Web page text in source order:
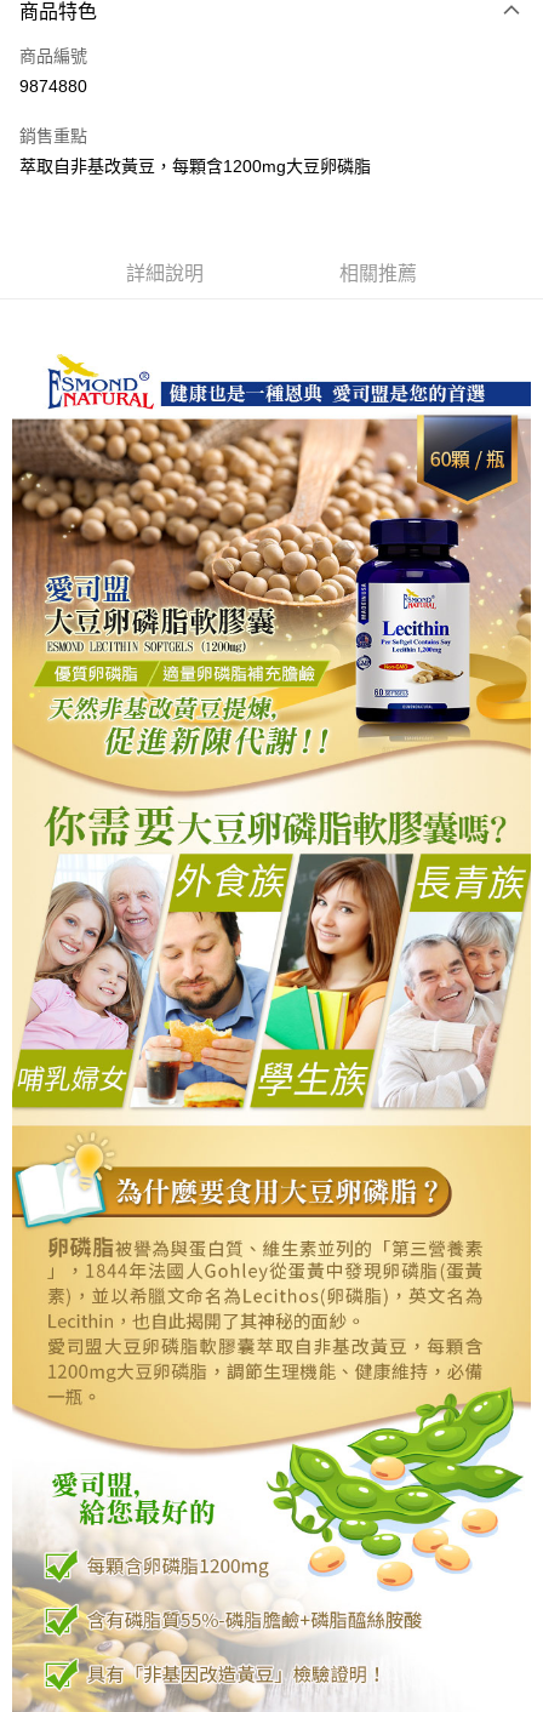
信用卡一次付款
超商取貨付款
運送方式
7-11取貨付款
每筆NT$60，滿NT$1,000(含以上)免運費
付款後7-11取貨
每筆NT$60，滿NT$1,000(含以上)免運費
宅配
每筆NT$120，滿NT$1,000(含以上)免運費
商品特色
商品編號
9874880
銷售重點
萃取自非基改黃豆，每顆含1200mg大豆卵磷脂
詳細說明 相關推薦